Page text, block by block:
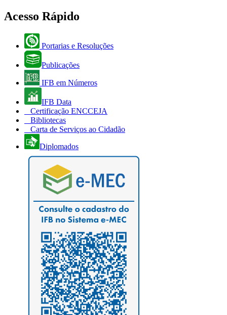
Acesso Rápido
Portarias e Resoluções
Publicações
IFB em Números
IFB Data
Certificação ENCCEJA
Bibliotecas
Carta de Serviços ao Cidadão
Diplomados